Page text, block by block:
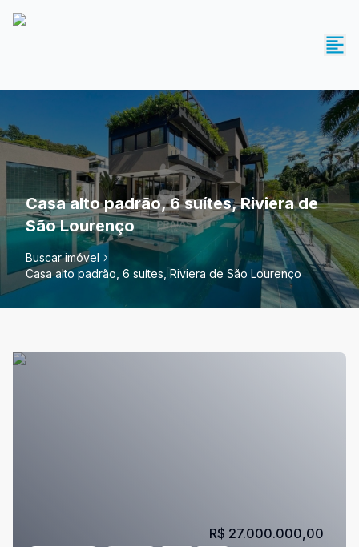
Casa alto padrão, 6 suítes, Riviera de
São Lourenço
Buscar imóvel
Casa alto padrão, 6 suítes, Riviera de São Lourenço
R$ 27.000.000,00